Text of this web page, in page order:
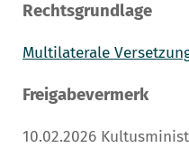
Rechtsgrundlage
Multilaterale
Freigabevermerk
10.02.2026